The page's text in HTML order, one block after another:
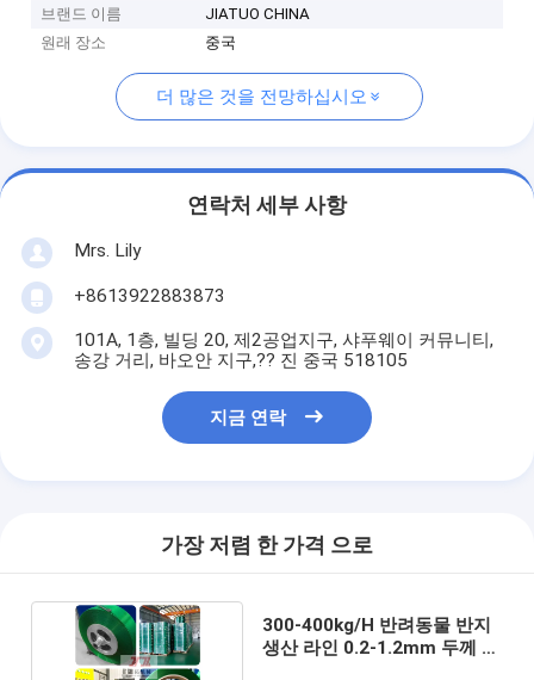
브랜드 이름
JIATUO CHINA
원래 장소
중국
더 많은 것을 전망하십시오
연락처 세부 사항
Mrs. Lily
+8613922883873
101A, 1층, 빌딩 20, 제2공업지구, 샤푸웨이 커뮤니티,
송강 거리, 바오안 지구,?? 진 중국 518105
지금 연락
가장 저렴 한 가격 으로
300-400kg/H 반려동물 반지
생산 라인 0.2-1.2mm 두께 스